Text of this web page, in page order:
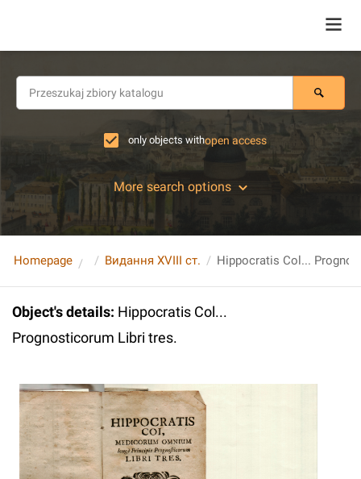
only objects withopen access
More search options
Homepage Видання XVIII ст. Hippocratis Col...
Object's details: Hippocratis Col...
Prognosticorum Libri tres.